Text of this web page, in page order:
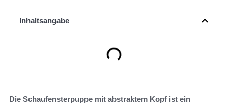
Inhaltsangabe
Die Schaufensterpuppe mit abstraktem Kopf ist ein